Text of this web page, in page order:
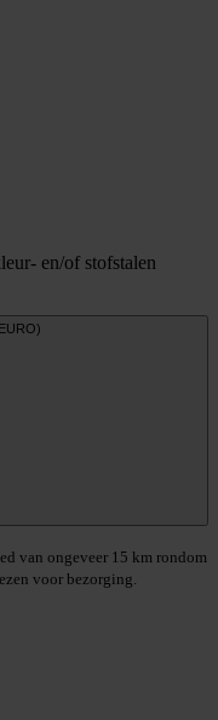
en/of stofstalen
van ongeveer 15 km rondom
voor bezorging.